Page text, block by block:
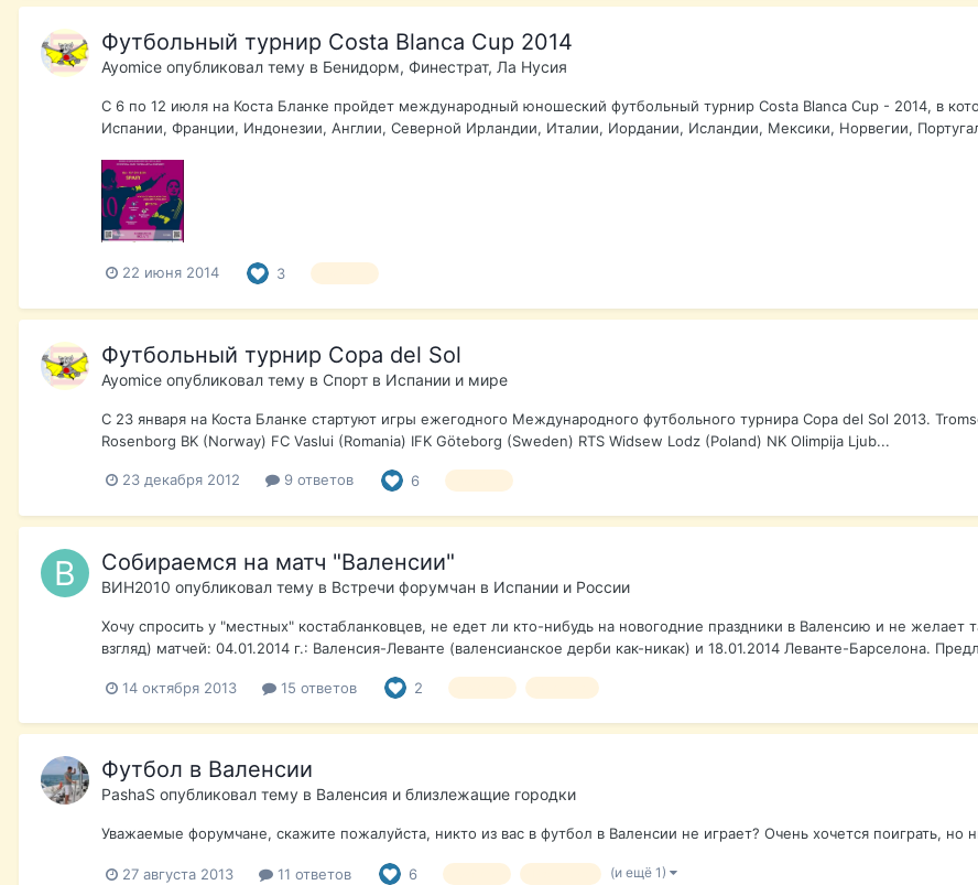
Футбольный турнир Costa Blanca Cup 2014
Ayomice опубликовал тему в Бенидорм, Финестрат, Ла Нусия
С 6 по 12 июля на Коста Бланке пройдет международный юношеский футбольный турнир Costa Blanca Cup - 2014, в
Испании, Франции, Индонезии, Англии, Северной Ирландии, Италии, Иордании, Исландии, Мексики, Норвегии,
22 июня 2014 3
Футбольный турнир Copa del Sol
Ayomice опубликовал тему в Спорт в Испании и мире
С 23 января на Коста Бланке стартуют игры ежегодного Международного футбольного турнира Copa del Sol 2013.
Rosenborg BK (Norway) FC Vaslui (Romania) IFK Göteborg (Sweden) RTS Widsew Lodz (Poland) NK Olimpija Ljub...
23 декабря 2012 9 ответов 6
Собираемся на матч "Валенсии"
ВИН2010 опубликовал тему в Встречи форумчан в Испании и России
Хочу спросить у "местных" костабланковцев, не едет ли кто-нибудь на новогодние праздники в Валенсию и не
взгляд) матчей: 04.01.2014 г.: Валенсия-Леванте (валенсианское дерби как-никак) и 18.01.2014 Леванте-Барселона.
14 октября 2013 15 ответов 2
Футбол в Валенсии
PashaS опубликовал тему в Валенсия и близлежащие городки
Уважаемые форумчане, скажите пожалуйста, никто из вас в футбол в Валенсии не играет? Очень хочется поиграть, но
27 августа 2013 11 ответов 6 (и ещё 1)